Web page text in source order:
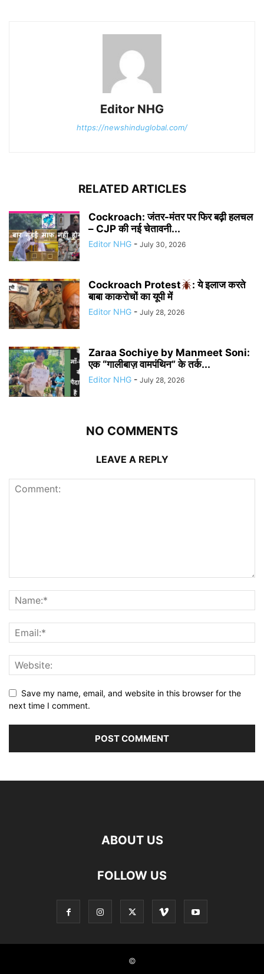
Editor NHG
https://newshinduglobal.com/
RELATED ARTICLES
Cockroach: जंतर-मंतर पर फिर बढ़ी हलचल
– CJP की नई चेतावनी...
Editor NHG - July 30, 2026
Cockroach Protest
: ये इलाज करते
बाबा काकरोचों का यूपी में
Editor NHG - July 28, 2026
Zaraa Sochiye by Manmeet Soni:
एक “गालीबाज़ वामपंथिन” के तर्क...
Editor NHG - July 28, 2026
NO COMMENTS
LEAVE A REPLY
Save my name, email, and website in this browser for the
next time I comment.
ABOUT US
FOLLOW US
©